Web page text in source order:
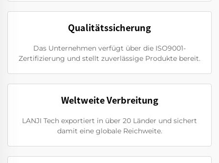
Qualitätssicherung
Das Unternehmen verfügt über die ISO9001-
Zertifizierung und stellt zuverlässige Produkte bereit.
Weltweite Verbreitung
LANJI Tech exportiert in über 20 Länder und sichert
damit eine globale Reichweite.